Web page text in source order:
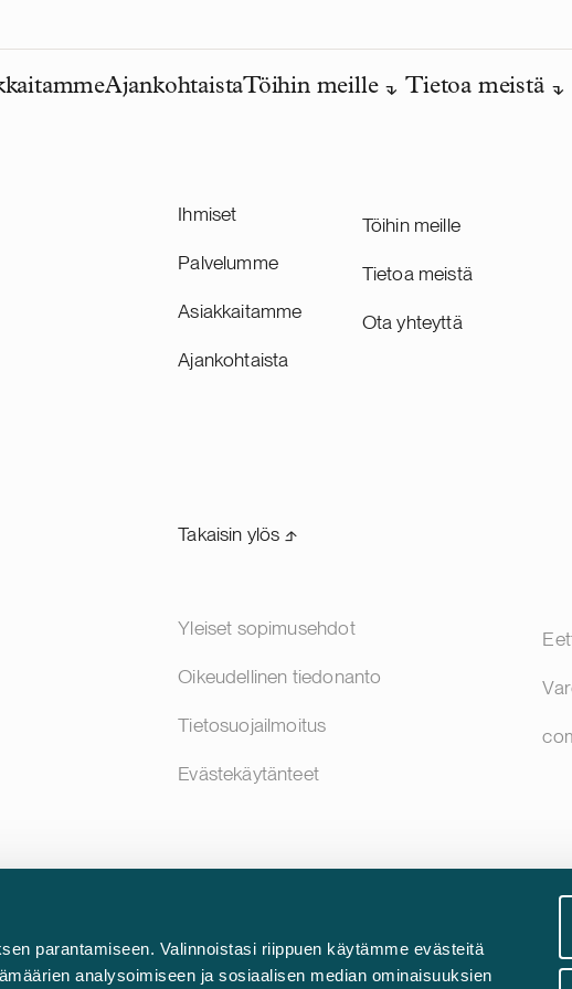
parantamiseen. Valinnoistasi riippuen käytämme evästeitä
analysoimiseen ja sosiaalisen median ominaisuuksien
AjankohtaistaTöihin meille Tietoa meistä
Ihmiset
Palvelumme
Asiakkaitamme
Ajankohtaista
Töihin meille
Tietoa meistä
Ota yhteyttä
Takaisin ylös ⬏
Yleiset sopimusehdot
Oikeudellinen tiedonanto
Tietosuojailmoitus
Evästekäytänteet